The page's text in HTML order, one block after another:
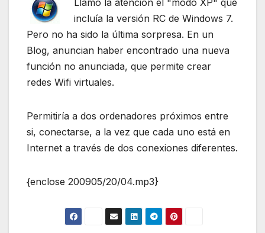
Llamó la atención el "modo XP" que
incluía la versión RC de Windows 7.
Pero no ha sido la última sorpresa. En un
Blog, anuncian haber encontrado una nueva
función no anunciada, que permite crear
redes Wifi virtuales.
Permitiría a dos ordenadores próximos entre
si, conectarse, a la vez que cada uno está en
Internet a través de dos conexiones diferentes.
{enclose 200905/20/04.mp3}